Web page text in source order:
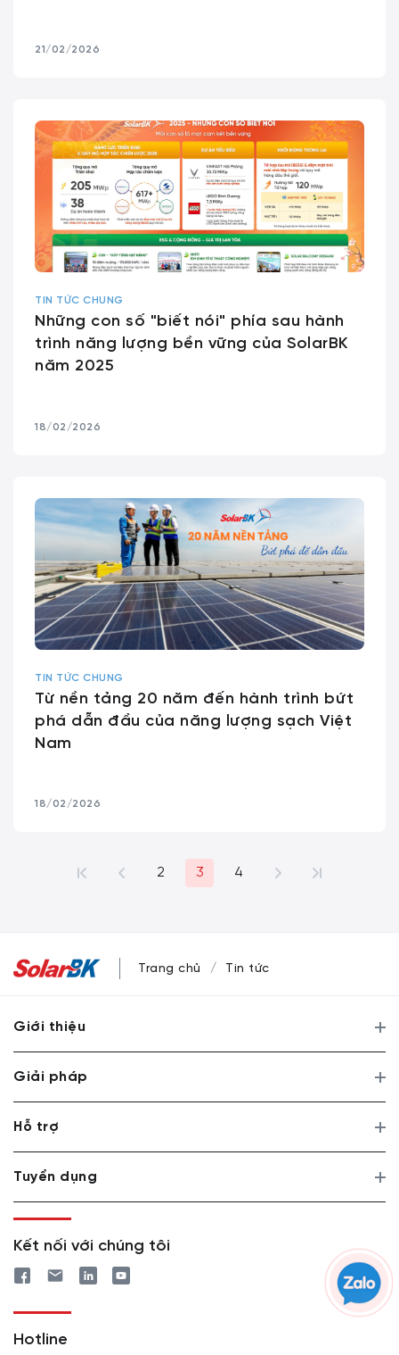
21/02/2026
TIN TỨC CHUNG
Những con số "biết nói" phía sau hành
trình năng lượng bền vững của SolarBK
năm 2025
18/02/2026
TIN TỨC CHUNG
Từ nền tảng 20 năm đến hành trình bứt
phá dẫn đầu của năng lượng sạch Việt
Nam
18/02/2026
2 3 4
Trang chủ Tin tức
Giới thiệu
Giải pháp
Hỗ trợ
Tuyển dụng
Kết nối với chúng tôi
Hotline